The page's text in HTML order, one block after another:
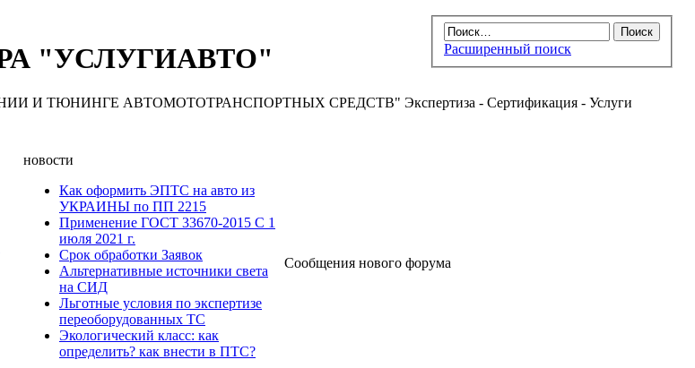
Расширенный поиск
"УСЛУГИАВТО"
И ТЮНИНГЕ АВТОМОТОТРАНСПОРТНЫХ СРЕДСТВ" Экспертиза - Сертификация - Услуги
новости
Как оформить ЭПТС на авто из
УКРАИНЫ по ПП 2215
Применение ГОСТ 33670-2015 С 1
июля 2021 г.
Срок обработки Заявок
Альтернативные источники света
на СИД
Льготные условия по экспертизе
переоборудованных ТС
Экологический класс: как
определить? как внести в ПТС?
Сообщения нового форума